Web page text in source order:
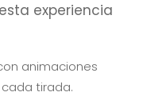
experiencia
animaciones
tirada.